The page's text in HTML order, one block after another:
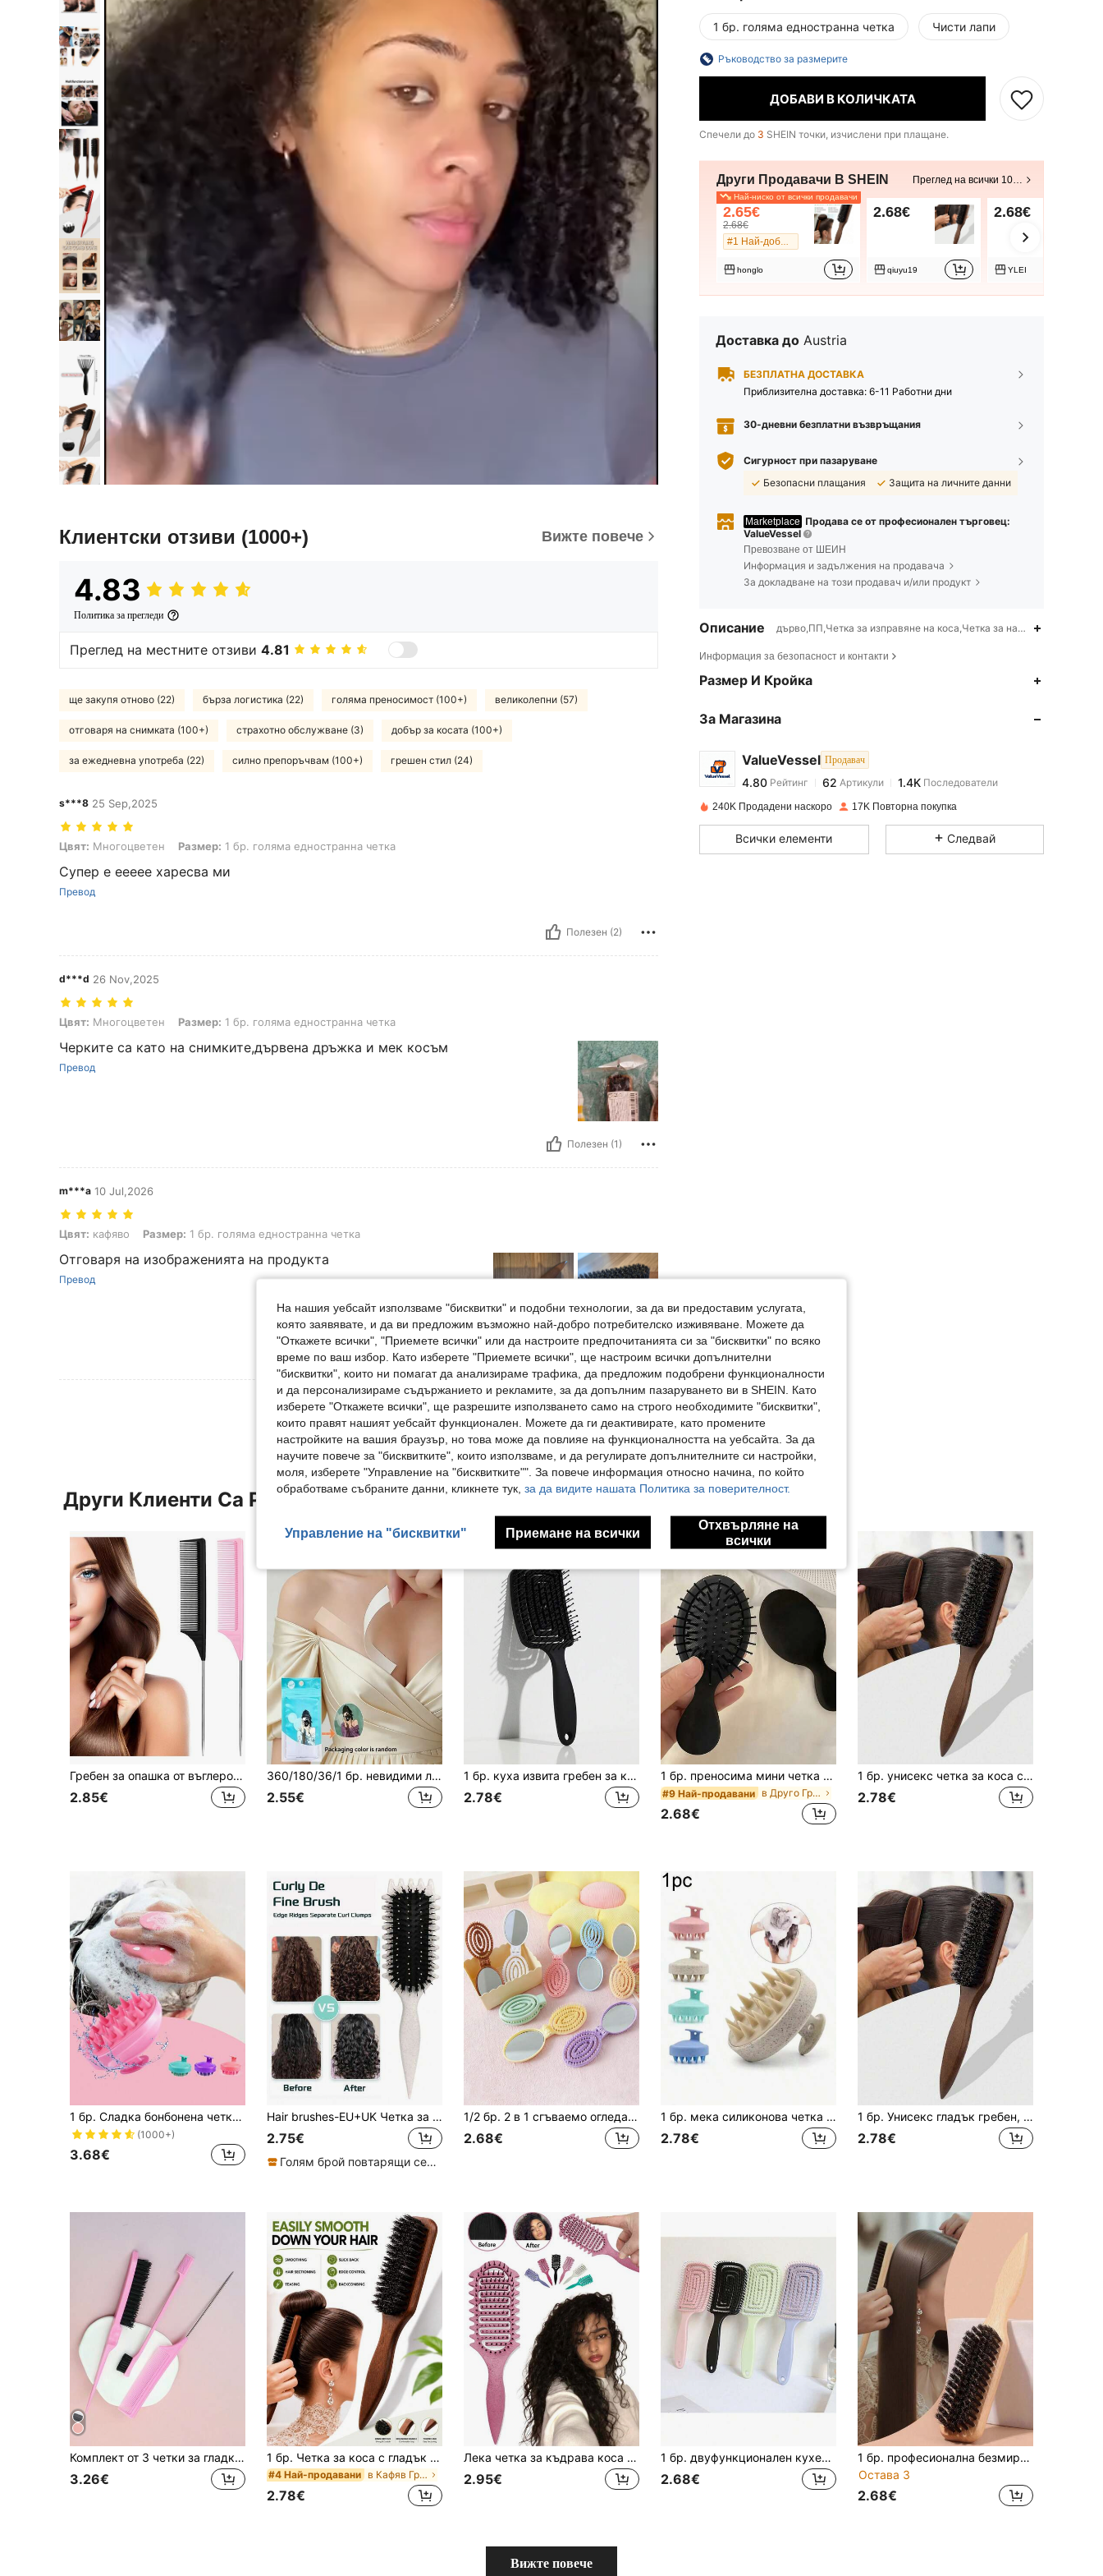
Клиентски отзиви (1000+) Вижте повече
4.83
Политика за прегледи
Преглед на местните отзиви 4.81
ще закупя отново (22) бърза логистика (22) голяма преносимост (100+) великолепни (57)
отговаря на снимката (100+) страхотно обслужване (3) добър за косата (100+)
за ежедневна употреба (22) силно препоръчвам (100+) грешен стил (24)
s***8 25 Sep,2025
Цвят: Многоцветен, Размер: 1 бр. голяма едностранна четка
Цвят: Многоцветен Размер: 1 бр. голяма едностранна четка
Супер е еееее харесва ми
Превод
Полезен (2)
d***d 26 Nov,2025
Цвят: Многоцветен, Размер: 1 бр. голяма едностранна четка
Цвят: Многоцветен Размер: 1 бр. голяма едностранна четка
Черките са като на снимките,дървена дръжка и мек косъм
Превод
Полезен (1)
m***a 10 Jul,2026
Цвят: кафяво, Размер: 1 бр. голяма едностранна четка
Цвят: кафяво Размер: 1 бр. голяма едностранна четка
Отговаря на изображенията на продукта
Превод
Полезен (0)
Вижте Още Отзиви
1 бр. голяма едностранна четка Чисти лапи
Ръководство за размерите
ДОБАВИ В КОЛИЧКАТА
Спечели до 3 SHEIN точки, изчислени при плащане.
Други Продавачи В SHEIN Преглед на всички 10 продавачи
Най-ниско от всички продавачи
2.65€
2.68€
honglo
2.68€
qiuyu19
2.68€
YLEI
Доставка до Austria
БЕЗПЛАТНА ДОСТАВКА
Приблизителна доставка: 6-11 Работни дни
30-дневни безплатни възвръщания
Сигурност при пазаруване
Безопасни плащания
Защита на личните данни
Marketplace Продава се от професионален търговец:
ValueVessel
Превозване от ШЕИН
Информация и задължения на продавача
За докладване на този продавач и/или продукт
Описание дърво,ПП,Четка за изправяне на коса,Четка за навита коса,други
Информация за безопасност и контакти
Размер И Кройка
За Магазина
ValueVessel Продавач
4.80
4.80
62Артикули
h***nплатенипреди 1 ден
240K Продадени наскоро 17K Повторна покупка
Всички елементи Следвай
Други Клиенти Са Разглеждали Също
Гребен за опашка от въглеродни влакна, устойчив на топлина, гребен за дразнене с метален щрих, стилизиращ, разделящ, лек, секциониращ, гребен с фини зъби за жени и момичета 10/5/3/1 бр.
2.85€
360/180/36/1 бр. невидими лечинки за дрехи против разкриване, невидима лента за сутиен, гръдна лента, устойчива на пот, противохлъзгаща се безшевна лечинка за ниско деколте, невидима лечинка за раменка на риза и рокля против спускане и хлъзгане, лента за шал, лечинка за яка и раменка, гръдна лечинка против теч и разкриване, женска лечинка за риза, лечинка за гърди на блуза
2.55€
1 бр. куха извита гребен за коса, подходяща за мокра и суха употреба, прилепва към скалпа, изглажда накъсана коса, разплита косата, създава гладка дълга коса/обемна къдрава коса. Гъвкави зъби с функция за масаж на скалпа. Може да се използва за сушене със сешоар, оформяне, шампоаниране. Масажен гребен за коса за използване при миене/грим/масаж на скалпа/пътуване/училище/офис и фризьорски салон. Гребен с форма на мида, почистващ гребен, гребен за оформяне, гребен за изправяне, гребен за къдрене, гребен за разплитане, продукт за грижа за косата, баня инструмент, баня аксесоар за коса, грим инструмент - опционално 1 бр. почистващ гребен за коса
2.78€
1 бр. преносима мини четка за разплитане на коса, безболезнен разплитател за мокра и суха коса, унисекс гребен за пътуване, подходящ за дамска чанта и спортна чанта, подарък за господ на булката, за празници, завършване и ежедневна грижа за косата
#9 Най-продавани в Друго Гребени
2.68€
1 бр. унисекс четка за коса с косъм от див свин, четка за брада, гладка четка с косъм от див свин, без аромат, професионална фризьорска четка за оформяне, подходяща за гъста/тънка коса, грижа за мъжката брада, гладко оформяне на женска опашка, контрол на линията на косата, поддържане на косата, професионално оформяне на прическа, задължителен аксесоар за коса за училище, пътуване и ваканция, специализиран гребен за жени, гребен за разплитане, четка с топче, комплект мини четки за коса, полиране и изглаждане на косата, подходяща за мъже и жени, сватбен подарък, подарък за Деня на майката, подарък за кумица, подарък за жени
2.78€
1 бр. Сладка бонбонена четка за масаж с мек силиконов шампоан, масажор за скалп, четка за коса за душ, устройство за масаж на главата за облекчаване на стреса, стимулиране на растежа на косата, пърхот и ексфолиация, двойна употреба за мокро или сухо, нежно върху скалпа, подходящо за мъже и жени, щипки за коса ,Аксесоари за коса, Училищни пособия
(1000+)
3.68€
Hair brushes-EU+UK Четка за къдрици EU+UK, подходяща за оформяне, очертаване и фиксиране на къдрава коса, за мъже и жени, за суха или мокра коса
2.75€
Голям брой повтарящи се клиенти
1/2 бр. 2 в 1 сгъваемо огледало и гребен за масаж на скалпа, мини лека джобна четка за коса, преносим сгъваем гребен за коса, подходящ за пътуване, на открито, спорт, офис, училище и ежедневна грижа, практичен аксесоар за красота и подарък за завършване
2.68€
1 бр. мека силиконова четка за масаж на скалпа и шампоаниране, за суха/мокра коса (къдрава/права) и всички типове коса, гребен за масаж на главата за вана, за сечане с сешоар, оформяне, шампоаниране и грижа за косата, преносима и лесна за почистване, минималистична и издръжлива, подходяща за къпане, дом, пътуване, общежитие, фризьорски салон и център за красота, масажен гребен с въздушна възглавница, разплутващ гребен, инструмент за оформяне на косата, инструмент за масаж, дамски аксесоар за коса, инструмент за баня и грим
2.78€
1 бр. Унисекс гладък гребен, четка за брада, гребен за контрол на къдренето, пухкав гребен с дървена дръжка, гребен за разплитане, контрол на линията на косата, гладък гребен назад, четка за коса, пухкав гребен с дървена дръжка, гребен за оформяне на кантове, пластмасов гребен за коса, за гладка прическа на опашка - с широк заострен гребен за разплитане, удобен път, стилизиране, полиране и изглаждане на косата, създаване на прическа без къдрене, подходящ за мъже и жени, препоръчва се като коледен подарък
2.78€
Комплект от 3 четки за гладка коса | Четка със заострена опашка, четка с косъм от глиган, бутилка с фин спрей, четка за краища, четка за обем | Изглажда къдрава, чуплива коса | Розово/Черно/Лилаво | Пролетен подарък, подарък за завършване/училище | Салон за красота, козметичен салон, пътуване, връщане на училище, незаменим за ваканция
3.26€
1 бр. Четка за коса с гладък гръб, мека найлонова четка, подходяща за елегантна гъста къдрава коса, оформяна на опашка или кок, включва гребен с широки зъби за разделяне и път, комплект инструменти за стилизиране на коса, аксесоар за коса
#4 Най-продавани в Кафяв Гребени
2.78€
Лека четка за къдрава коса – дизайн с вентилационни отвори за по-бързо сушене и гладко оформяне, четка за дефиниране на къдрици за вълниста, къдрава или чуплива коса. Помага за оформяне на естествените къдрици, намалява накъдрянето и добавя обем без дърпане. Ергономична неплъзгаща се дръжка за удобен захват, издръжливи и гъвкави влакна за нежен масаж на скалпа.
2.95€
1 бр. двуфункционален кухен гребен за мокра и суха коса, нежен масажен дизайн, дръжка от ABS пластмаса, намалява заплитването и наелектризирането, подобрява здравето на скалпа
2.68€
1 бр. професионална безмирисна четка за коса и брада от свински косъм, подходяща за всички типове коса, за многослойни и гладки прически, почиства ножици, основен аксесоар за коса за сезона Back to School и празници, женски гребени, антисплитащи се гребени, кръгли четки, мини комплект четки за коса, за домашен декор, домакински принадлежности и основни вещи, подарък за жени, мъже, майка, баща, дядо и баба
Остава 3
2.68€
Вижте повече
На нашия уебсайт използваме "бисквитки" и подобни технологии, за да ви предоставим услугата,
която заявявате, и да ви предложим възможно най-добро потребителско изживяване. Можете да
"Откажете всички", "Приемете всички" или да настроите предпочитанията си за "бисквитки" по всяко
време по ваш избор. Като изберете "Приемете всички", ще настроим всички допълнителни
"бисквитки", които ни помагат да анализираме трафика, да предложим подобрени функционалности
и да персонализираме съдържанието и рекламите, за да допълним пазаруването ви в SHEIN. Като
изберете "Откажете всички", ще разрешите използването само на строго необходимите "бисквитки",
които правят нашият уебсайт функционален. Можете да ги деактивирате, като промените
настройките на вашия браузър, но това може да повлияе на функционалността на уебсайта. За да
научите повече за "бисквитките", които използваме, и да регулирате допълнителните си настройки,
моля, изберете "Управление на "бисквитките"". За повече информация относно начина, по който
обработваме събраните данни, кликнете тук, за да видите нашата Политика за поверителност.
Управление на "бисквитки" Приемане на всички
Отхвърляне на
всички